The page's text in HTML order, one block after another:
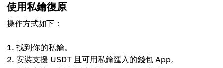
使用私鑰復原
操作方式如下：
找到你的私鑰。
安裝支援 USDT 且可用私鑰匯入的錢包 App。